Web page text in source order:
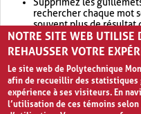
rechercher chaque mot
souvent plus de résultat
Envisagez d'élargir
retournera souvent plus
NOTRE SITE WEB UTILISE
REHAUSSER VOTRE
Le site web de Polytechnique
afin de recueillir des
expérience à ses visiteurs. En
l’utilisation de ces témoins